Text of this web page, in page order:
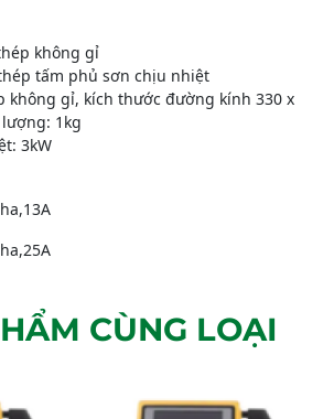
không gỉ
tấm phủ sơn chịu nhiệt
không gỉ, kích thước đường kính 330 x
1kg
3kW
CÙNG LOẠI